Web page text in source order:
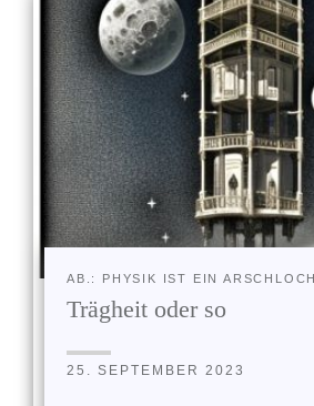
AB.: PHYSIK IST EIN ARSCHLOCH
Trägheit oder so
25. SEPTEMBER 2023